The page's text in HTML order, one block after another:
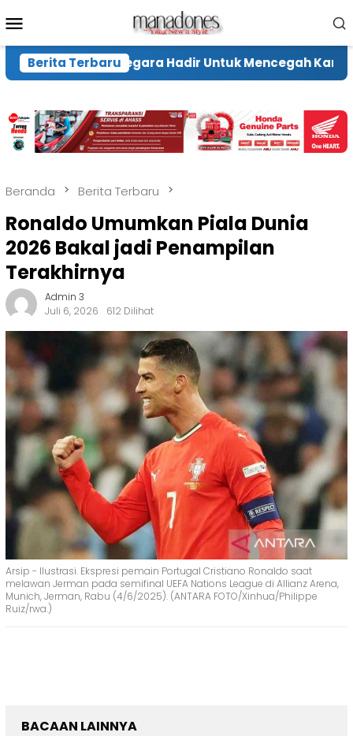
ke
Mobile
Berita Terbaru
Negara Hadir Untuk Mencegah Karhutla
Beranda Berita Terbaru
Ronaldo Umumkan Piala Dunia
2026 Bakal jadi Penampilan
Terakhirnya
Admin 3
Juli 6, 2026
612 Dilihat
Arsip - Ilustrasi. Ekspresi pemain Portugal Cristiano Ronaldo saat
melawan Jerman pada semifinal UEFA Nations League di Allianz Arena,
Munich, Jerman, Rabu (4/6/2025). (ANTARA FOTO/Xinhua/Philippe
Ruiz/rwa.)
BACAAN LAINNYA